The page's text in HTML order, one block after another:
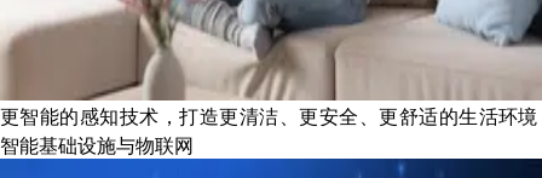
更智能的感知技术，打造更清洁、更安全、更舒适的生活环境
智能基础设施与物联网